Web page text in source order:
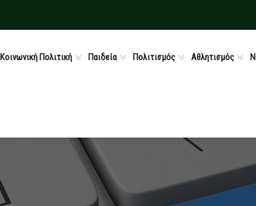
Κοινωνική Πολιτική Παιδεία Πολιτισμός Αθλητισμός